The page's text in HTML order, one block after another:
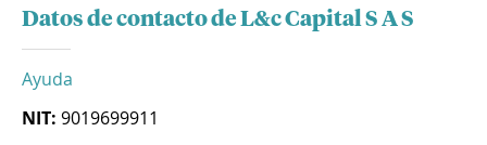
Datos de contacto de L&c Capital S A S
Ayuda
NIT: 9019699911